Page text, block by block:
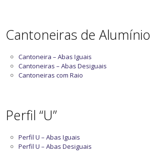
Cantoneiras de Alumínio
Cantoneira – Abas Iguais
Cantoneiras – Abas Desiguais
Cantoneiras com Raio
Perfil “U”
Perfil U – Abas Iguais
Perfil U – Abas Desiguais